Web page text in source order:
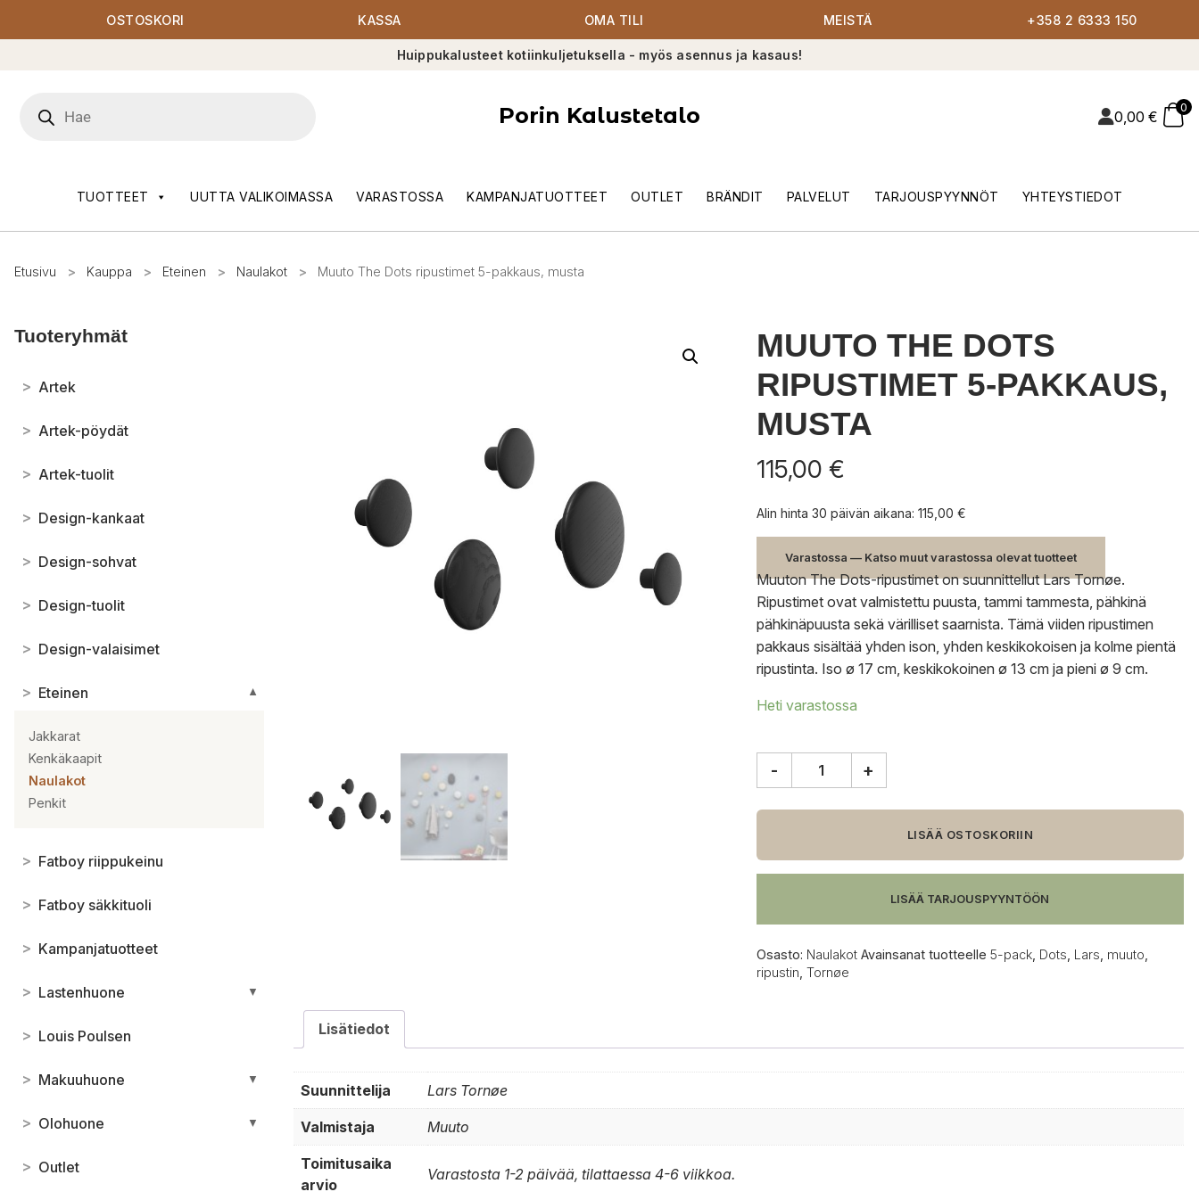
OSTOSKORI KASSA OMA TILI MEISTÄ +358 2 6333 150
Huippukalusteet kotiinkuljetuksella - myös asennus ja kasaus!
search
Porin Kalustetalo 0,00 €
0
TUOTTEET UUTTA VALIKOIMASSA VARASTOSSA KAMPANJATUOTTEET OUTLET BRÄNDIT PALVELUT TARJOUSPYYNNÖT YHTEYSTIEDOT
Etusivu > Kauppa > Eteinen > Naulakot > Muuto The Dots ripustimet 5-pakkaus, musta
Tuoteryhmät
> Artek
> Artek-pöydät
> Artek-tuolit
> Design-kankaat
> Design-sohvat
> Design-tuolit
> Design-valaisimet
> Eteinen ▼
Jakkarat
Kenkäkaapit
Naulakot
Penkit
> Fatboy riippukeinu
> Fatboy säkkituoli
> Kampanjatuotteet
> Lastenhuone ▼
> Louis Poulsen
> Makuuhuone ▼
> Olohuone ▼
> Outlet
MUUTO THE DOTS
RIPUSTIMET 5-PAKKAUS,
MUSTA
115,00 €
Alin hinta 30 päivän aikana: 115,00 €
Varastossa — Katso muut varastossa olevat tuotteet
Muuton The Dots-ripustimet on suunnittellut Lars Tornøe.
Ripustimet ovat valmistettu puusta, tammi tammesta, pähkinä
pähkinäpuusta sekä värilliset saarnista. Tämä viiden ripustimen
pakkaus sisältää yhden ison, yhden keskikokoisen ja kolme pientä
ripustinta. Iso ø 17 cm, keskikokoinen ø 13 cm ja pieni ø 9 cm.
Heti varastossa
Dots
5-
pakkaus,
- +
LISÄÄ OSTOSKORIIN
LISÄÄ TARJOUSPYYNTÖÖN
Osasto: Naulakot Avainsanat tuotteelle 5-pack, Dots Lars muuto
ripustin Tornøe
Lisätiedot
Suunnittelija Lars Tornøe
Valmistaja Muuto
Toimitusaika
arvio
Varastosta 1-2 päivää, tilattaessa 4-6 viikkoa.